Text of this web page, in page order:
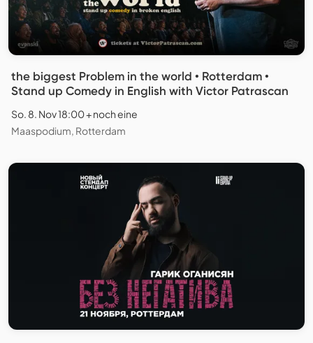
the biggest Problem in the world • Rotterdam •
Stand up Comedy in English with Victor Patrascan
So. 8. Nov 18:00 + noch eine
Maaspodium, Rotterdam